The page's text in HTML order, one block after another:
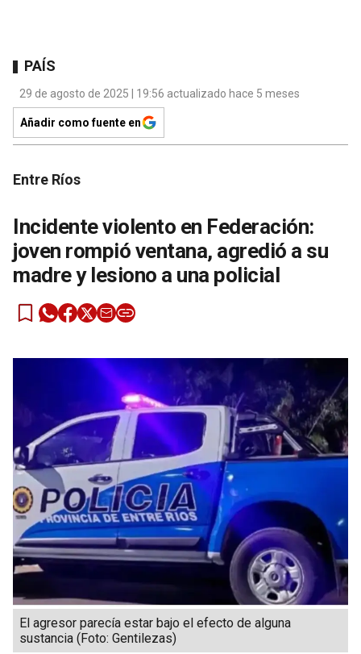
PAÍS
29 de agosto de 2025 | 19:56 actualizado hace 5 meses
Añadir como fuente en
Entre Ríos
Incidente violento en Federación:
joven rompió ventana, agredió a su
madre y lesiono a una policial
El agresor parecía estar bajo el efecto de alguna
sustancia (Foto: Gentilezas)